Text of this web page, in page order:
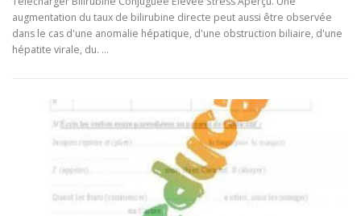
augmentation du taux de bilirubine directe peut aussi être observée
dans le cas d'une anomalie hépatique, d'une obstruction biliaire, d'une
hépatite virale, du. …